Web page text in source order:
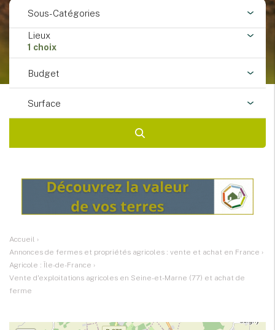
Sous-Catégories
Lieux
1 choix
Budget
Surface
Accueil ›
Annonces de fermes et propriétés agricoles : vente et achat en France ›
Agricole : Île-de-France ›
Vente d'exploitations agricoles en Seine-et-Marne (77) et achat de
ferme